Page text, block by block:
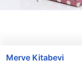
Merve Kitabevi